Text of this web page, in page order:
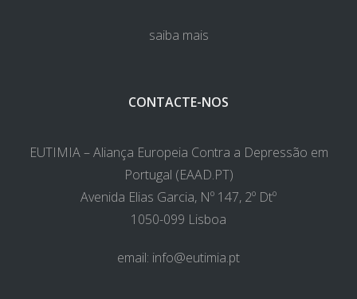
saiba mais
CONTACTE-NOS
EUTIMIA – Aliança Europeia Contra a Depressão em
Portugal (EAAD.PT)
Avenida Elias Garcia, Nº 147, 2º Dtº
1050-099 Lisboa
email: info@eutimia.pt